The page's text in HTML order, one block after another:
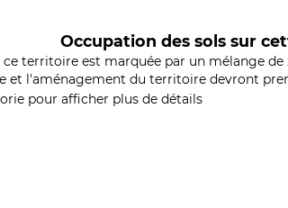
Occupation des sols sur
territoire est marquée par un mélange
et l'aménagement du territoire devront
pour afficher plus de détails